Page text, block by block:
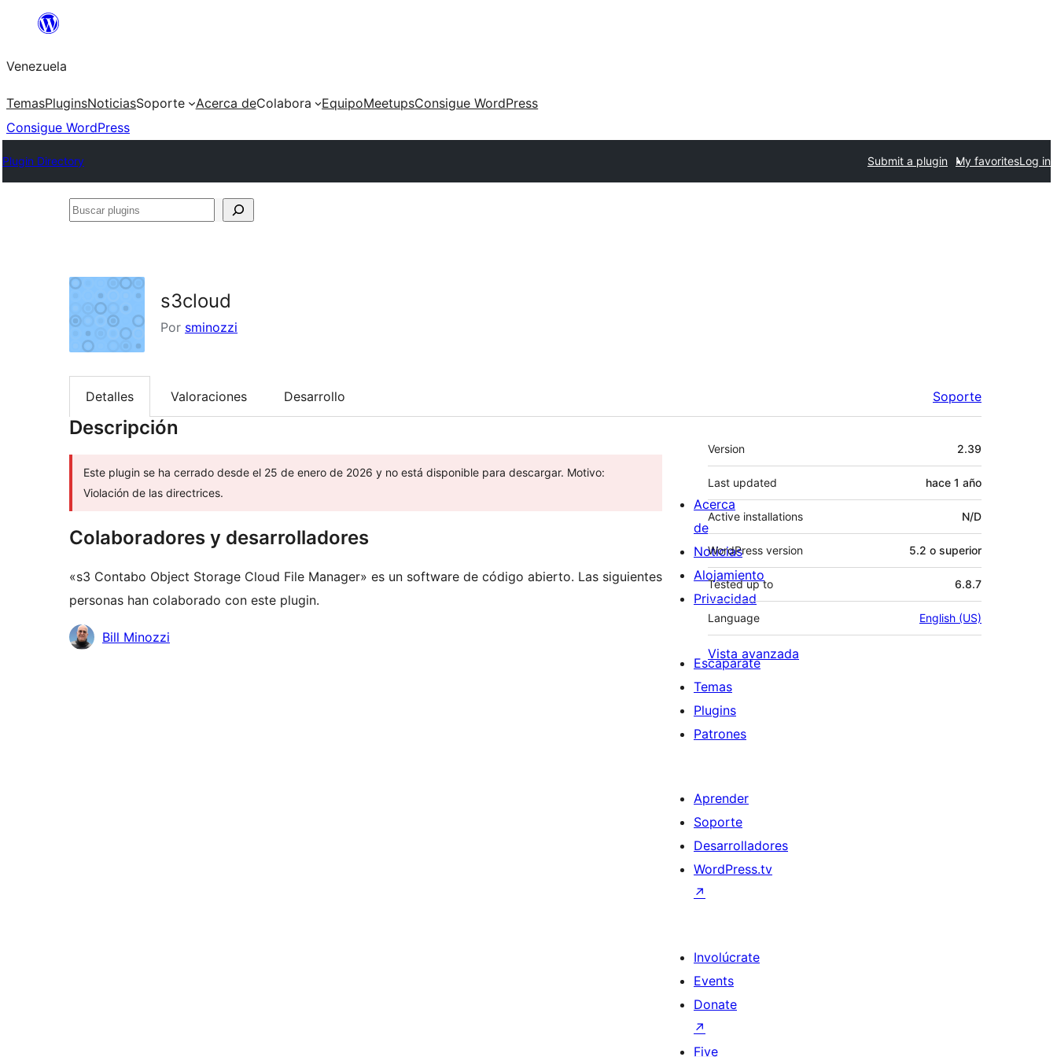
Saltar
contenido
Venezuela
TemasPluginsNoticiasSoporte Acerca deColabora EquipoMeetupsConsigue WordPress
Consigue WordPress
Plugin Directory Submit a plugin My favoritesLog in
Buscar
s3cloud
Por sminozzi
Detalles Valoraciones Desarrollo Soporte
Descripción
Este plugin se ha cerrado desde el 25 de enero de 2026 y no está disponible para descargar. Motivo:
Violación de las directrices.
Colaboradores y desarrolladores
«s3 Contabo Object Storage Cloud File Manager» es un software de código abierto. Las siguientes
personas han colaborado con este plugin.
Colaboradores
Bill Minozzi
Meta
Version 2.39
Last updated hace 1 año
Active installations N/D
WordPress version 5.2 o superior
Tested up to 6.8.7
Language English (US)
Vista avanzada
Acerca
de
Noticias
Alojamiento
Privacidad
Escaparate
Temas
Plugins
Patrones
Aprender
Soporte
Desarrolladores
WordPress.tv
↗
Involúcrate
Events
Donate
↗
Five